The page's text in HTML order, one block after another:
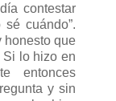
contestar
cuándo”.
honesto que
Si lo hizo en
entonces
y sin